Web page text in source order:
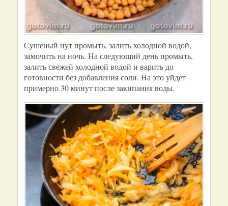
Сушеный нут промыть, залить холодной водой,
замочить на ночь. На следующий день промыть,
залить свежей холодной водой и варить до
готовности без добавления соли. На это уйдет
примерно 30 минут после закипания воды.